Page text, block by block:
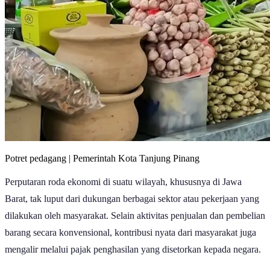
Potret pedagang | Pemerintah Kota Tanjung Pinang
Perputaran roda ekonomi di suatu wilayah, khususnya di Jawa
Barat, tak luput dari dukungan berbagai sektor atau pekerjaan yang
dilakukan oleh masyarakat. Selain aktivitas penjualan dan pembelian
barang secara konvensional, kontribusi nyata dari masyarakat juga
mengalir melalui pajak penghasilan yang disetorkan kepada negara.